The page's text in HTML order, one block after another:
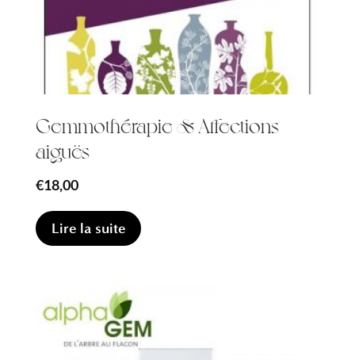
Gemmothérapie & Affections
aiguës
€18,00
Lire la suite